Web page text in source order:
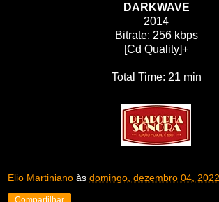
DARKWAVE
2014
Bitrate: 256 kbps
[Cd Quality]+
Total Time: 21 min
Elio Martiniano às domingo, dezembro 04, 2022